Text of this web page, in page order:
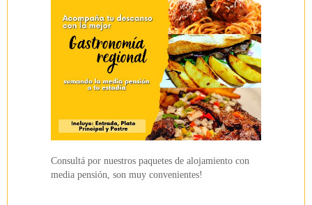
Consultá por nuestros paquetes de alojamiento con
media pensión, son muy convenientes!